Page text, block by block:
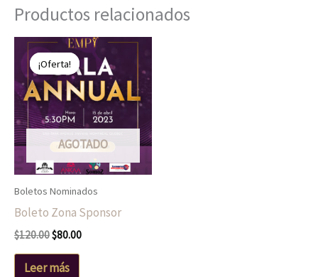
Productos relacionados
¡Oferta!
AGOTADO
¡Oferta!
Boletos Nominados
Boleto Zona Sponsor
$120.00
El
precio
original
era:
$120.00.
$80.00
El
precio
actual
es:
$80.00.
Leer más